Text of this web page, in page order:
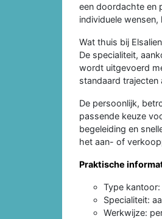
een doordachte en
individuele
Wat thuis bij
De specialiteit,
wordt uitgevoerd
standaard
De persoonlijk,
passende keuze
begeleiding en
het aan- of
Praktische
Type
Specialiteit:
Werkwijze: